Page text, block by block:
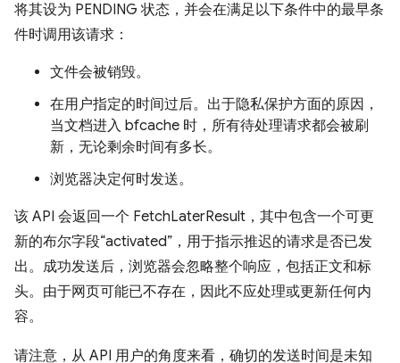
将其设为 PENDING 状态，并会在满足以下条件中的最早条
件时调用该请求：
文件会被销毁。
在用户指定的时间过后。出于隐私保护方面的原因，
当文档进入 bfcache 时，所有待处理请求都会被刷
新，无论剩余时间有多长。
浏览器决定何时发送。
该 API 会返回一个 FetchLaterResult，其中包含一个可更
新的布尔字段“activated”，用于指示推迟的请求是否已发
出。成功发送后，浏览器会忽略整个响应，包括正文和标
头。由于网页可能已不存在，因此不应处理或更新任何内
容。
请注意，从 API 用户的角度来看，确切的发送时间是未知